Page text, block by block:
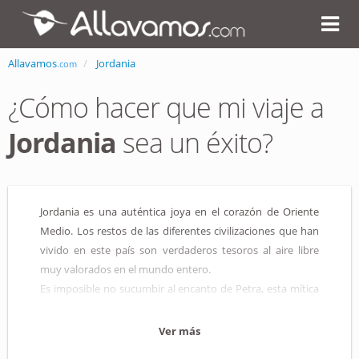
Allavamos.com Jordania
¿Cómo hacer que mi viaje a
Jordania sea un éxito?
Jordania es una auténtica joya en el corazón de Oriente
Medio. Los restos de las diferentes civilizaciones que han
vivido en este país son verdaderos tesoros al aire libre
muy valorados en el mundo entero.
Es imposible no sucumbir al encanto de Petra, esta mítica
UNESCO y considerada como una de las siete maravillas
Ver más